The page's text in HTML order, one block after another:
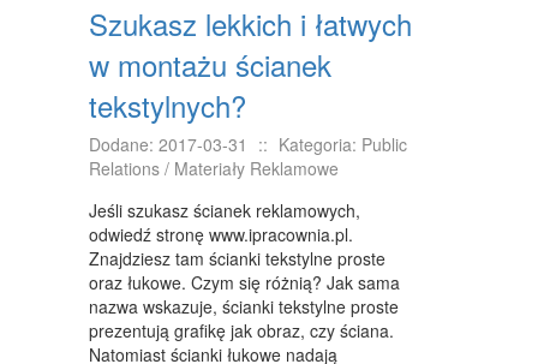
TŁUMACZENIA
BIZNES ONLINE
BIŻUTERIA
DLA DZIECI
MEBLE
WYPOSAŻENIE WNĘTRZ
Szukasz lekkich i łatwych
w montażu ścianek
tekstylnych?
Dodane: 2017-03-31 :: Kategoria: Public
Relations / Materiały Reklamowe
Jeśli szukasz ścianek reklamowych,
odwiedź stronę www.ipracownia.pl.
Znajdziesz tam ścianki tekstylne proste
oraz łukowe. Czym się różnią? Jak sama
nazwa wskazuje, ścianki tekstylne proste
prezentują grafikę jak obraz, czy ściana.
Natomiast ścianki łukowe nadają